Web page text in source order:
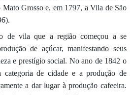
Mato Grosso e, em 1797, a Vila de São
de vila que a região começou a se
de açúcar, manifestando seus
e prestígio social. No ano de 1842 o
categoria de cidade e a produção de
a dar lugar à produção cafeeira.